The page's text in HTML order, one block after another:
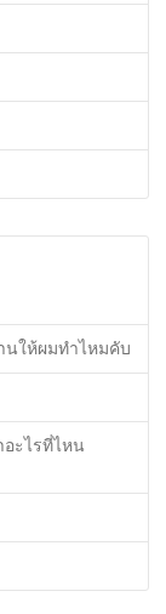
นให้ผมทำไหมคับ
อะไรที่ไหน